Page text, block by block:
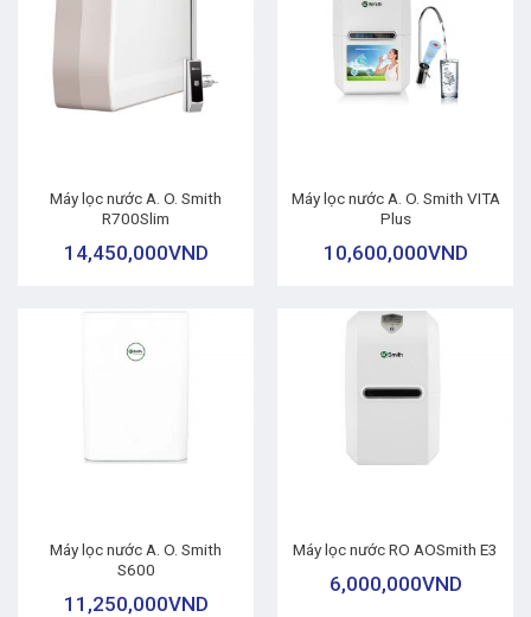
Máy lọc nước A. O. Smith
R700Slim
14,450,000VND
Máy lọc nước A. O. Smith VITA
Plus
10,600,000VND
Máy lọc nước A. O. Smith
S600
11,250,000VND
Máy lọc nước RO AOSmith E3
6,000,000VND